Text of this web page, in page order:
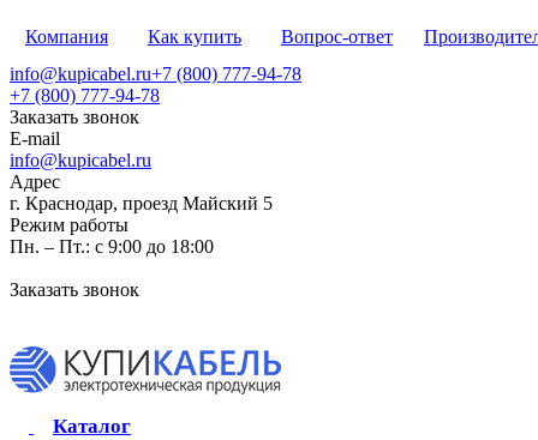
Компания Как купить Вопрос-ответ
info@kupicabel.ru+7 (800) 777-94-78
+7 (800) 777-94-78
Заказать звонок
E-mail
info@kupicabel.ru
Адрес
г. Краснодар, проезд Майский 5
Режим работы
Пн. – Пт.: с 9:00 до 18:00
Заказать звонок
Каталог